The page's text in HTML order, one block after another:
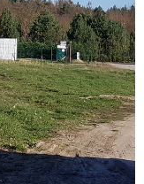
Zobacz wszystkie